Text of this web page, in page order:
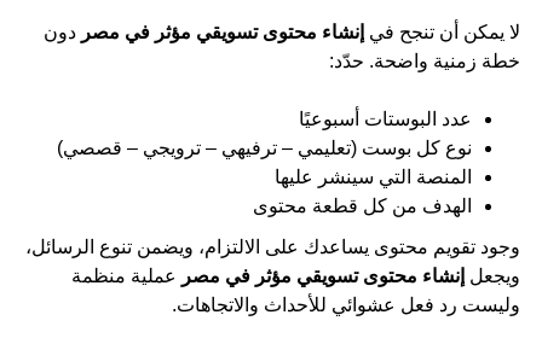
لا يمكن أن تنجح في إنشاء محتوى تسويقي مؤثر في مصر دون
خطة زمنية واضحة. حدّد:
عدد البوستات أسبوعيًا
نوع كل بوست (تعليمي – ترفيهي – ترويجي – قصصي)
المنصة التي سينشر عليها
الهدف من كل قطعة محتوى
وجود تقويم محتوى يساعدك على الالتزام، ويضمن تنوع الرسائل،
ويجعل إنشاء محتوى تسويقي مؤثر في مصر
عملية منظمة
وليست رد فعل عشوائي للأحداث والاتجاهات.